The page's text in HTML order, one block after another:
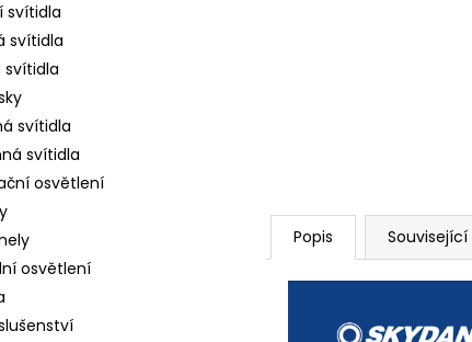
svítidla
svítidla
svítidla
svítidla
svítidla
osvětlení
osvětlení
Popis Související